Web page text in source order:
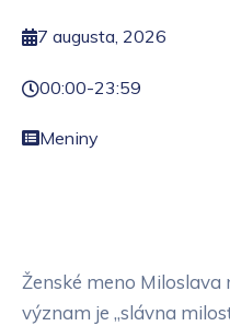
7 augusta, 2026
00:00-23:59
Meniny
Ženské meno
význam je „slávna